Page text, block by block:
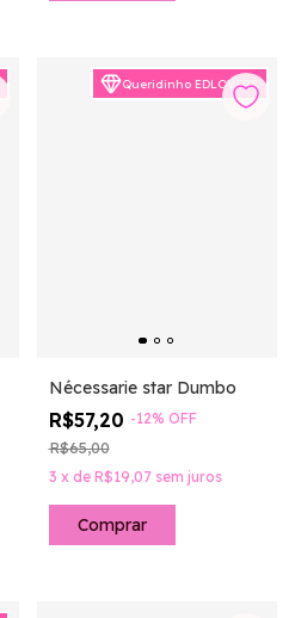
Queridinho EDLOVERS
Nécessarie star Dumbo
R$57,20 -12% OFF
R$65,00
3 x de R$19,07 sem juros